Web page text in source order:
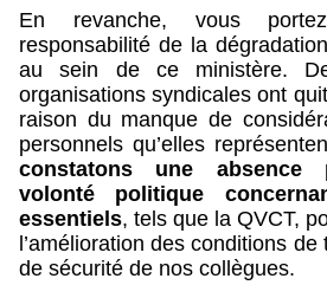
En revanche, vous
responsabilité de la
au sein de ce ministère.
organisations syndicales ont
raison du manque de
personnels qu’elles
constatons une absence
volonté politique
essentiels, tels que la QVCT,
l’amélioration des conditions de
de sécurité de nos collègues.